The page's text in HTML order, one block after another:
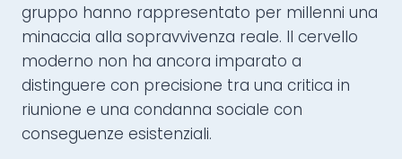
gruppo hanno rappresentato per millenni una
minaccia alla sopravvivenza reale. Il cervello
moderno non ha ancora imparato a
distinguere con precisione tra una critica in
riunione e una condanna sociale con
conseguenze esistenziali.